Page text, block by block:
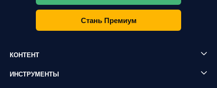
Стань Премиум
КОНТЕНТ
ИНСТРУМЕНТЫ